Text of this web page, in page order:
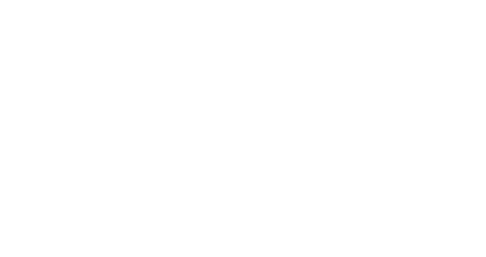
de Tamboreamento
de Tamboreamento
em Tamboreadores
de Tamboreamento
de Tamboreamento
Máquina de Tamboreamento